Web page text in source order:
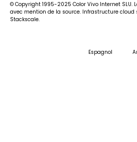
© Copyright 1995-2025 Color Vivo Internet SLU.
avec mention de la source. Infrastructure cloud
Stackscale.
Espagnol